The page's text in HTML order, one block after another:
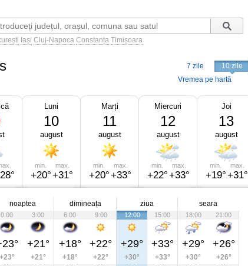
Iași Cluj-Napoca Constanța Timișoara
7 zile
10 zile
Vremea pe hartă
Luni
10
august
min.
+20°
max.
+31°
Marți
11
august
min.
+20°
max.
+33°
Miercuri
12
august
min.
+22°
max.
+33°
Joi
13
august
min.
+19°
max.
+31°
noaptea dimineața ziua seara
0:00 3:00 6:00 9:00 12:00 15:00 18:00 21:00
+21° +18° +22° +29° +33° +29° +26°
+23° +21° +18° +22° +30° +33° +30°
+26°